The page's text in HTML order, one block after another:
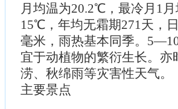
月均温为20.2℃，最冷月1
15℃，年均无霜期271天，
毫米，雨热基本同季。
宜于动植物的繁衍生长。
涝、秋绵雨等灾害性天气。
主要景点